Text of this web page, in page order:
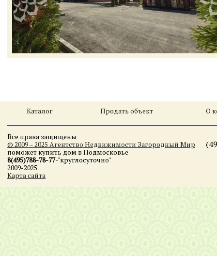
Каталог Продать объект О
Все права защищены
© 2009 – 2025 Агентство Недвижимости Загородный Мир
поможет купить дом в Подмосковье
8(495)788-78-77-"круглосуточно"
2009-2025
Карта сайта